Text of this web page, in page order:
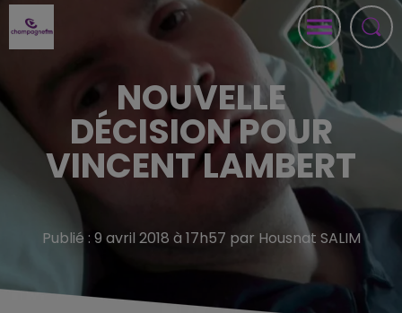
NOUVELLE
DÉCISION POUR
VINCENT LAMBERT
Publié : 9 avril 2018 à 17h57 par Housnat SALIM